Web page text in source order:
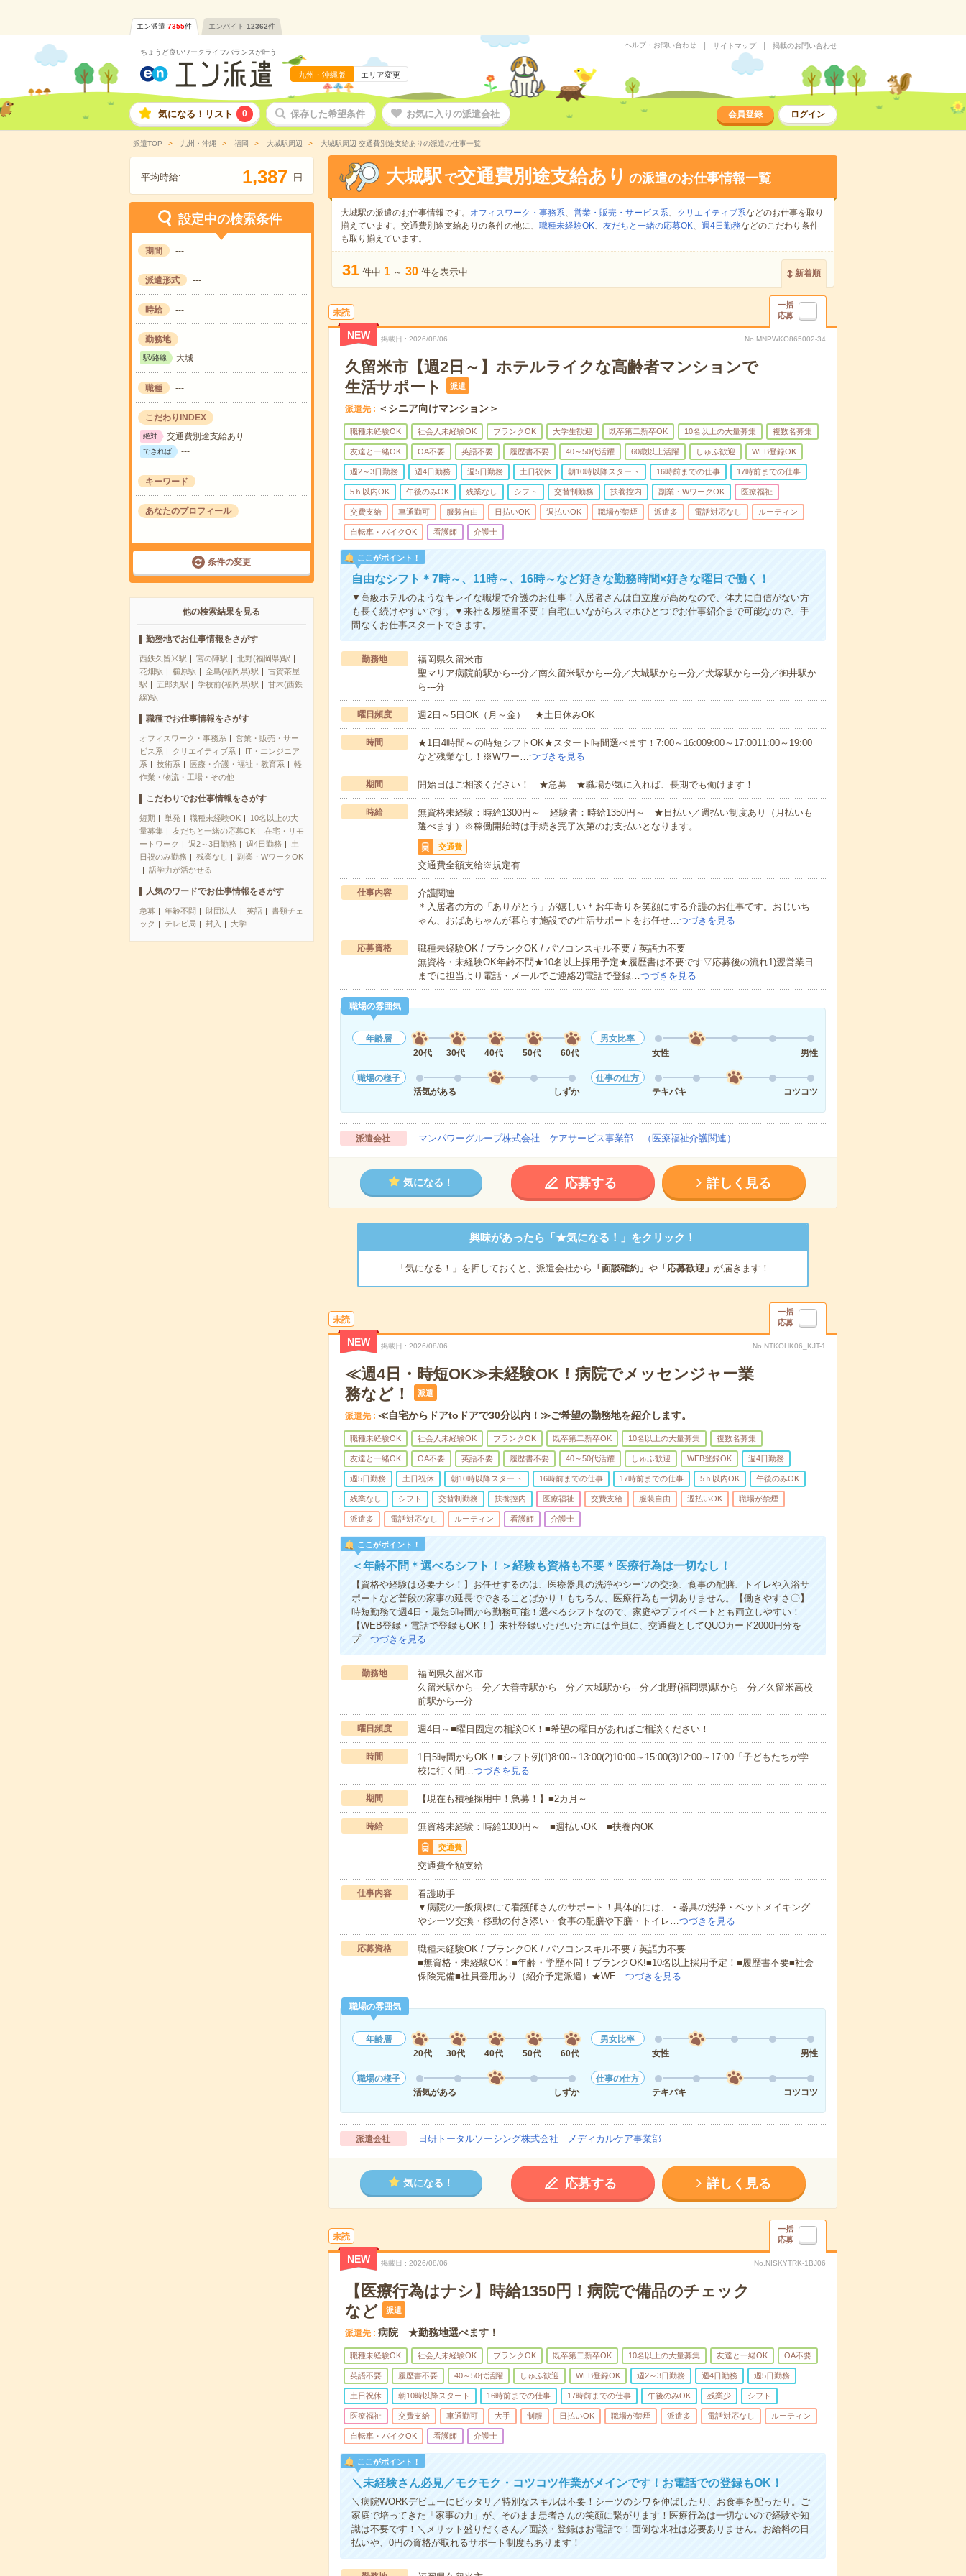
エン派遣 7355件 エンバイト 12362件
ちょうど良いワークライフバランスが叶う
九州・沖縄版 エリア変更
ヘルプ・お問い合わせ サイトマップ 掲載のお問い合わせ
気になる！リスト 0 保存した希望条件 お気に入りの派遣会社 会員登録 ログイン
派遣TOP 九州・沖縄 福岡 大城駅周辺 大城駅周辺 交通費別途支給ありの派遣の仕事一覧
平均時給: 1,387 円
設定中の検索条件
期間 ---
派遣形式 ---
時給 ---
勤務地
駅/路線 大城
職種 ---
こだわりINDEX
絶対 交通費別途支給あり
できれば ---
キーワード ---
あなたのプロフィール
---
条件の変更
他の検索結果を見る
勤務地でお仕事情報をさがす
西鉄久留米駅 宮の陣駅
北野(福岡県)駅
花畑駅
櫛原駅 金島(福岡県)駅
古賀茶屋
駅
五郎丸駅 学校前(福岡県)駅
甘木(西鉄
線)駅
職種でお仕事情報をさがす
オフィスワーク・事務系
営業・販売・サー
ビス系
クリエイティブ系
IT・エンジニア
系
技術系 医療・介護・福祉・教育系
軽
作業・物流・工場・その他
こだわりでお仕事情報をさがす
短期 単発 職種未経験OK
10名以上の大
量募集
友だちと一緒の応募OK
在宅・リモ
ートワーク
週2～3日勤務 週4日勤務
土
日祝のみ勤務
残業なし
副業・WワークOK
語学力が活かせる
人気のワードでお仕事情報をさがす
急募 年齢不問 財団法人 英語
書類チェ
ック
テレビ局 封入 大学
大城駅 で交通費別途支給あり の派遣のお仕事情報一覧
大城駅の派遣のお仕事情報です。 オフィスワーク・事務系、 営業・販売・サービス系、 クリエイティブ系などのお仕事を取り
揃えています。交通費別途支給ありの条件の他に、 職種未経験OK、 友だちと一緒の応募OK、 週4日勤務などのこだわり条件
も取り揃えています。
31 件中 1 ～ 30 件を表示中 新着順
未読
一括
応募
NEW 掲載日 2026/08/06 No.MNPWKO865002-34
久留米市【週2日～】ホテルライクな高齢者マンションで
生活サポート
派遣
派遣先 ＜シニア向けマンション＞
職種未経験OK 社会人未経験OK ブランクOK 大学生歓迎 既卒第二新卒OK 10名以上の大量募集 複数名募集
友達と一緒OK OA不要 英語不要 履歴書不要 40～50代活躍 60歳以上活躍 しゅふ歓迎 WEB登録OK
週2～3日勤務 週4日勤務 週5日勤務 土日祝休 朝10時以降スタート 16時前までの仕事 17時前までの仕事
5ｈ以内OK 午後のみOK 残業なし シフト 交替制勤務 扶養控内 副業・WワークOK 医療福祉
交費支給 車通勤可 服装自由 日払いOK 週払いOK 職場が禁煙 派遣多 電話対応なし ルーティン
自転車・バイクOK 看護師 介護士
ここがポイント！
自由なシフト＊7時～、11時～、16時～など好きな勤務時間×好きな曜日で働く！
▼高級ホテルのようなキレイな職場で介護のお仕事！入居者さんは自立度が高めなので、体力に自信がない方
も長く続けやすいです。▼来社＆履歴書不要！自宅にいながらスマホひとつでお仕事紹介まで可能なので、手
間なくお仕事スタートできます。
勤務地
福岡県久留米市
聖マリア病院前駅から---分／南久留米駅から---分／大城駅から---分／犬塚駅から---分／御井駅か
ら---分
曜日頻度 週2日～5日OK（月～金） ★土日休みOK
時間
★1日4時間～の時短シフトOK★スタート時間選べます！7:00～16:009:00～17:0011:00～19:00
など残業なし！※Wワー…つづきを見る
期間 開始日はご相談ください！ ★急募 ★職場が気に入れば、長期でも働けます！
時給
無資格未経験：時給1300円～ 経験者：時給1350円～ ★日払い／週払い制度あり（月払いも
選べます）※稼働開始時は手続き完了次第のお支払いとなります。
交通費
交通費全額支給※規定有
仕事内容
介護関連
＊入居者の方の「ありがとう」が嬉しい＊お年寄りを笑顔にする介護のお仕事です。おじいち
ゃん、おばあちゃんが暮らす施設での生活サポートをお任せ…つづきを見る
応募資格
職種未経験OK / ブランクOK / パソコンスキル不要 / 英語力不要
無資格・未経験OK年齢不問★10名以上採用予定★履歴書は不要です▽応募後の流れ1)翌営業日
までに担当より電話・メールでご連絡2)電話で登録…つづきを見る
職場の雰囲気
年齢層
20代
30代 40代 50代 60代
男女比率
女性
男性
職場の様子
活気がある
しずか
仕事の仕方
テキパキ
コツコツ
派遣会社 マンパワーグループ株式会社 ケアサービス事業部 （医療福祉介護関連）
気になる！ 応募する 詳しく見る
興味があったら「★気になる！」をクリック！
「気になる！」を押しておくと、派遣会社から 「面談確約」 や「応募歓迎」 が届きます！
未読
一括
応募
NEW 掲載日 2026/08/06 No.NTKOHK06_KJT-1
≪週4日・時短OK≫未経験OK！病院でメッセンジャー業
務など！
派遣
派遣先 ≪自宅からドアtoドアで30分以内！≫ご希望の勤務地を紹介します。
職種未経験OK 社会人未経験OK ブランクOK 既卒第二新卒OK 10名以上の大量募集 複数名募集
友達と一緒OK OA不要 英語不要 履歴書不要 40～50代活躍 しゅふ歓迎 WEB登録OK 週4日勤務
週5日勤務 土日祝休 朝10時以降スタート 16時前までの仕事 17時前までの仕事 5ｈ以内OK 午後のみOK
残業なし シフト 交替制勤務 扶養控内 医療福祉 交費支給 服装自由 週払いOK 職場が禁煙
派遣多 電話対応なし ルーティン 看護師 介護士
ここがポイント！
＜年齢不問＊選べるシフト！＞経験も資格も不要＊医療行為は一切なし！
【資格や経験は必要ナシ！】お任せするのは、医療器具の洗浄やシーツの交換、食事の配膳、トイレや入浴サ
ポートなど普段の家事の延長でできることばかり！もちろん、医療行為も一切ありません。【働きやすさ〇】
時短勤務で週4日・最短5時間から勤務可能！選べるシフトなので、家庭やプライベートとも両立しやすい！
【WEB登録・電話で登録もOK！】来社登録いただいた方には全員に、交通費としてQUOカード2000円分を
プ…つづきを見る
勤務地
福岡県久留米市
久留米駅から---分／大善寺駅から---分／大城駅から---分／北野(福岡県)駅から---分／久留米高校
前駅から---分
曜日頻度 週4日～■曜日固定の相談OK！■希望の曜日があればご相談ください！
時間
1日5時間からOK！■シフト例(1)8:00～13:00(2)10:00～15:00(3)12:00～17:00「子どもたちが学
校に行く間…つづきを見る
期間 【現在も積極採用中！急募！】■2カ月～
時給 無資格未経験：時給1300円～ ■週払いOK ■扶養内OK
交通費
交通費全額支給
仕事内容
看護助手
▼病院の一般病棟にて看護師さんのサポート！具体的には、・器具の洗浄・ベットメイキング
やシーツ交換・移動の付き添い・食事の配膳や下膳・トイレ…つづきを見る
応募資格
職種未経験OK / ブランクOK / パソコンスキル不要 / 英語力不要
■無資格・未経験OK！■年齢・学歴不問！ブランクOK!■10名以上採用予定！■履歴書不要■社会
保険完備■社員登用あり（紹介予定派遣）★WE…つづきを見る
職場の雰囲気
年齢層
20代
30代 40代 50代 60代
男女比率
女性
男性
職場の様子
活気がある
しずか
仕事の仕方
テキパキ
コツコツ
派遣会社 日研トータルソーシング株式会社 メディカルケア事業部
気になる！ 応募する 詳しく見る
未読
一括
応募
NEW 掲載日 2026/08/06 No.NISKYTRK-1BJ06
【医療行為はナシ】時給1350円！病院で備品のチェック
など
派遣
派遣先 病院 ★勤務地選べます！
職種未経験OK 社会人未経験OK ブランクOK 既卒第二新卒OK 10名以上の大量募集 友達と一緒OK OA不要
英語不要 履歴書不要 40～50代活躍 しゅふ歓迎 WEB登録OK 週2～3日勤務 週4日勤務 週5日勤務
土日祝休 朝10時以降スタート 16時前までの仕事 17時前までの仕事 午後のみOK 残業少 シフト
医療福祉 交費支給 車通勤可 大手 制服 日払いOK 職場が禁煙 派遣多 電話対応なし ルーティン
自転車・バイクOK 看護師 介護士
ここがポイント！
＼未経験さん必見／モクモク・コツコツ作業がメインです！お電話での登録もOK！
＼病院WORKデビューにピッタリ／特別なスキルは不要！シーツのシワを伸ばしたり、お食事を配ったり。ご
家庭で培ってきた「家事の力」が、そのまま患者さんの笑顔に繋がります！医療行為は一切ないので経験や知
識は不要です！＼メリット盛りだくさん／面談・登録はお電話で！面倒な来社は必要ありません。お給料の日
払いや、0円の資格が取れるサポート制度もあります！